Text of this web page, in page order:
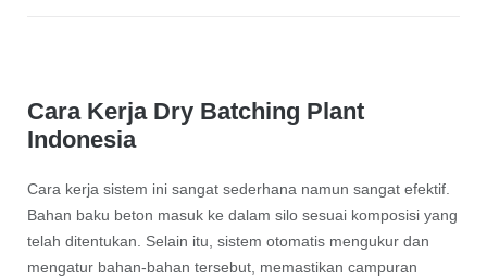
Cara Kerja Dry Batching Plant
Indonesia
Cara kerja sistem ini sangat sederhana namun sangat efektif.
Bahan baku beton masuk ke dalam silo sesuai komposisi yang
telah ditentukan. Selain itu, sistem otomatis mengukur dan
mengatur bahan-bahan tersebut, memastikan campuran